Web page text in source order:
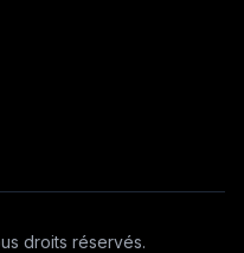
droits réservés.